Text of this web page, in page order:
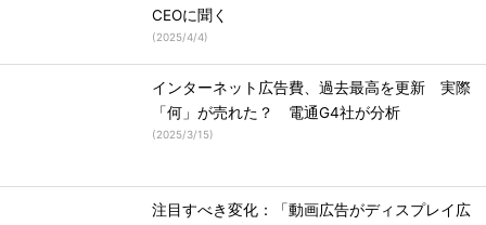
CEOに聞く
(2025/4/4)
インターネット広告費、過去最高を更新 実際
「何」が売れた？ 電通G4社が分析
(2025/3/15)
注目すべき変化：「動画広告がディスプレイ広